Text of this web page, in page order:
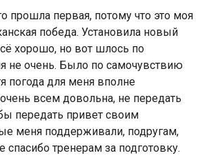
прошла первая, потому что это моя
победа. Установила новый
хорошо, но вот шлось по
не очень. Было по самочувствию
погода для меня вполне
всем довольна, не передать
передать привет своим
меня поддерживали, подругам,
тренерам за подготовку.